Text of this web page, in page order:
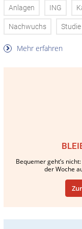
Anlagen ING
Nachwuchs Studie
Mehr erfahren
Bequemer geht’s
der Woche